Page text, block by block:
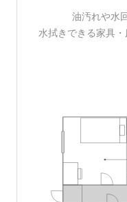
油汚れや水
水拭きできる家具・